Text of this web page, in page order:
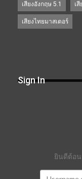
เสียงอังกฤษ 5.1 เ
เสียงไทยมาสเตอร์
Sign In
ยินดีต้อ